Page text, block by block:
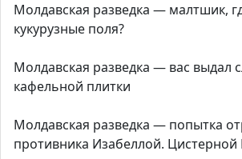
Молдавская разведка — малтшик,
кукурузные поля?
Молдавская разведка — вас выдал
кафельной плитки
Молдавская разведка — попытка
противника Изабеллой.